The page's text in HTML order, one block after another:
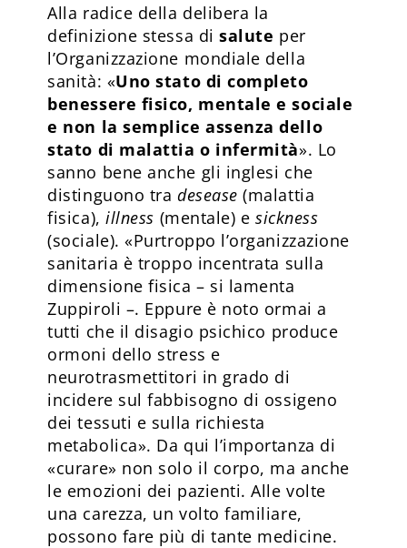
Alla radice della delibera la
definizione stessa disalute per
l’Organizzazione mondiale della
sanità: «Uno stato di completo
benessere fisico, mentale e sociale
e non la semplice assenza dello
stato di malattia o infermità». Lo
sanno bene anche gli inglesi che
distinguono tra desease (malattia
fisica),illness (mentale) esickness
(sociale). «Purtroppo l’organizzazione
sanitaria è troppo incentrata sulla
dimensione fisica – si lamenta
Zuppiroli –. Eppure è noto ormai a
tutti che il disagio psichico produce
ormoni dello stress e
neurotrasmettitori in grado di
incidere sul fabbisogno di ossigeno
dei tessuti e sulla richiesta
metabolica». Da qui l’importanza di
«curare» non solo il corpo, ma anche
le emozioni dei pazienti. Alle volte
una carezza, un volto familiare,
possono fare più di tante medicine.